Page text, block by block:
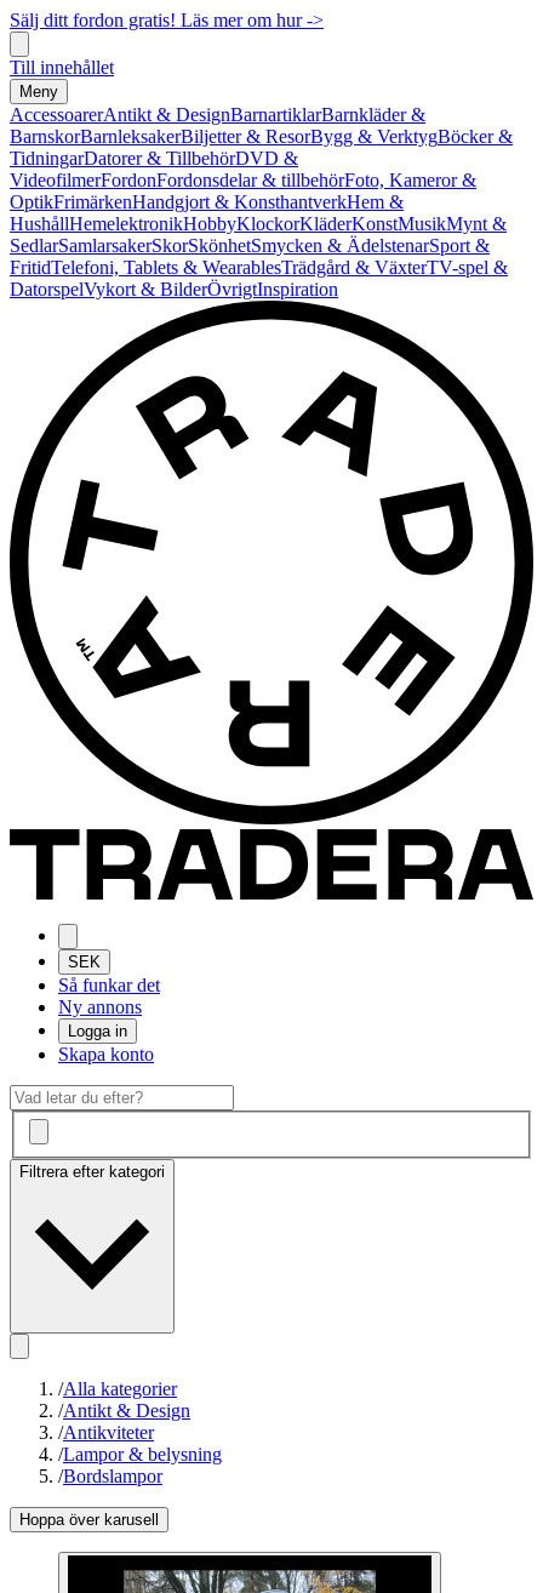
Sälj ditt fordon gratis! Läs mer om hur ->
Till innehållet
Meny
AccessoarerAntikt & DesignBarnartiklarBarnkläder &
BarnskorBarnleksakerBiljetter & ResorBygg & VerktygBöcker &
TidningarDatorer & TillbehörDVD &
VideofilmerFordonFordonsdelar & tillbehörFoto, Kameror &
OptikFrimärkenHandgjort & KonsthantverkHem &
HushållHemelektronikHobbyKlockorKläderKonstMusikMynt &
SedlarSamlarsakerSkorSkönhetSmycken & ÄdelstenarSport &
FritidTelefoni, Tablets & WearablesTrädgård & VäxterTV-spel &
DatorspelVykort & BilderÖvrigtInspiration
SEK
Så funkar det
Ny annons
Logga in
Skapa konto
Filtrera efter kategori
/Alla kategorier
/Antikt & Design
/Antikviteter
/Lampor & belysning
/Bordslampor
Hoppa över karusell